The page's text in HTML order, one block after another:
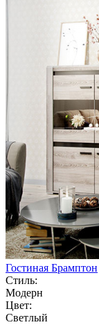
Гостиная Брамптон
Стиль:
Модерн
Цвет:
Светлый